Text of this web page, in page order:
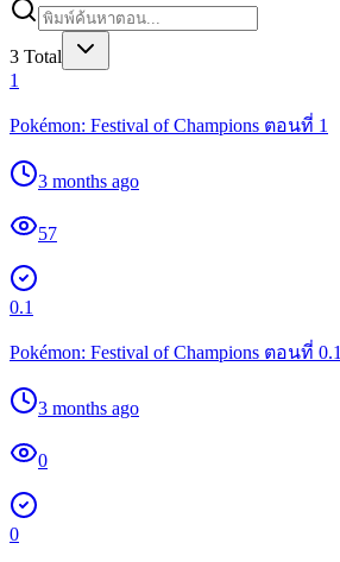
3 Total
1
Pokémon: Festival of Champions ตอนที่ 1
3 months ago
57
0.1
Pokémon: Festival of Champions ตอนที่ 0.1
3 months ago
0
0